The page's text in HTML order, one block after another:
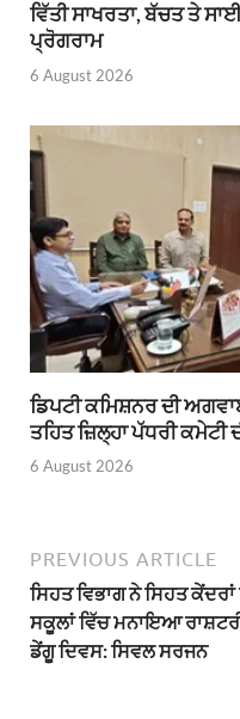
ਵਿੱਤੀ ਸਾਖਰਤਾ, ਬੱਚਤ ਤੇ
ਪ੍ਰੋਗਰਾਮ
6 August 2026
ਡਿਪਟੀ ਕਮਿਸ਼ਨਰ ਦੀ
ਤਹਿਤ ਜ਼ਿਲ੍ਹਾ ਪੱਧਰੀ ਕਮੇਟੀ
6 August 2026
PREVIOUS ARTICLE
ਸਿਹਤ ਵਿਭਾਗ ਨੇ ਸਿਹਤ ਕੇਂਦਰਾਂ
ਸਕੂਲਾਂ ਵਿੱਚ ਮਨਾਇਆ
ਡੇਂਗੂ ਦਿਵਸ: ਸਿਵਲ ਸਰਜਨ